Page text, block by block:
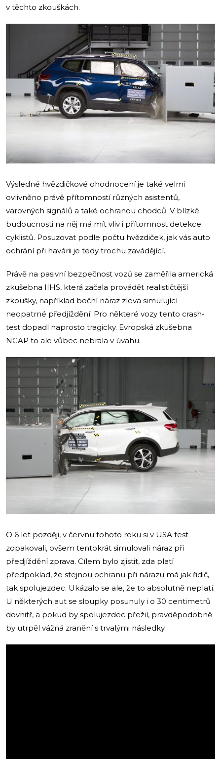
v těchto zkouškách.
Výsledné hvězdičkové ohodnocení je také velmi
ovlivněno právě přítomností různých asistentů,
varovných signálů a také ochranou chodců. V blízké
budoucnosti na něj má mít vliv i přítomnost detekce
cyklistů. Posuzovat podle počtu hvězdiček, jak vás auto
ochrání při havárii je tedy trochu zavádějící.
Právě na pasivní bezpečnost vozů se zaměřila americká
zkušebna IIHS, která začala provádět realističtější
zkoušky, například boční náraz zleva simulující
neopatrné předjíždění. Pro některé vozy tento crash-
test dopadl naprosto tragicky. Evropská zkušebna
NCAP to ale vůbec nebrala v úvahu.
O 6 let později, v červnu tohoto roku si v USA test
zopakovali, ovšem tentokrát simulovali náraz při
předjíždění zprava. Cílem bylo zjistit, zda platí
předpoklad, že stejnou ochranu při nárazu má jak řidič,
tak spolujezdec. Ukázalo se ale, že to absolutně neplatí.
U některých aut se sloupky posunuly i o 30 centimetrů
dovnitř, a pokud by spolujezdec přežil, pravděpodobně
by utrpěl vážná zranění s trvalými následky.